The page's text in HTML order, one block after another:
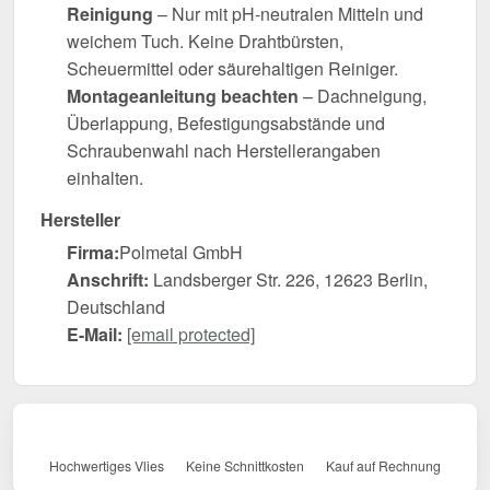
Reinigung – Nur mit pH-neutralen Mitteln und
weichem Tuch. Keine Drahtbürsten,
Scheuermittel oder säurehaltigen Reiniger.
Montageanleitung beachten – Dachneigung,
Überlappung, Befestigungsabstände und
Schraubenwahl nach Herstellerangaben
einhalten.
Hersteller
Firma:Polmetal GmbH
Anschrift: Landsberger Str. 226, 12623 Berlin,
Deutschland
E-Mail: [email protected]
Hochwertiges Vlies Keine Schnittkosten Kauf auf Rechnung